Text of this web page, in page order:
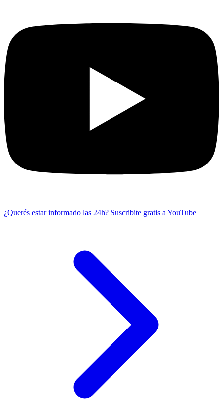
¿Querés estar informado las 24h? Suscribite gratis a YouTube